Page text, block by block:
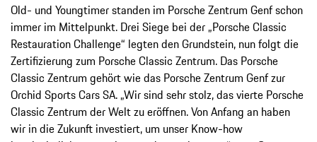
Old- und Youngtimer standen im Porsche Zentrum Genf schon
immer im Mittelpunkt. Drei Siege bei der „Porsche Classic
Restauration Challenge“ legten den Grundstein, nun folgt die
Zertifizierung zum Porsche Classic Zentrum. Das Porsche
Classic Zentrum gehört wie das Porsche Zentrum Genf zur
Orchid Sports Cars SA. „Wir sind sehr stolz, das vierte Porsche
Classic Zentrum der Welt zu eröffnen. Von Anfang an haben
wir in die Zukunft investiert, um unser Know-how